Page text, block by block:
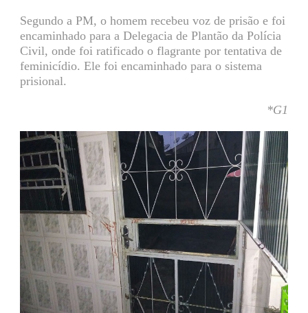
Segundo a PM, o homem recebeu voz de prisão e foi
encaminhado para a Delegacia de Plantão da Polícia
Civil, onde foi ratificado o flagrante por tentativa de
feminicídio. Ele foi encaminhado para o sistema
prisional.
*G1